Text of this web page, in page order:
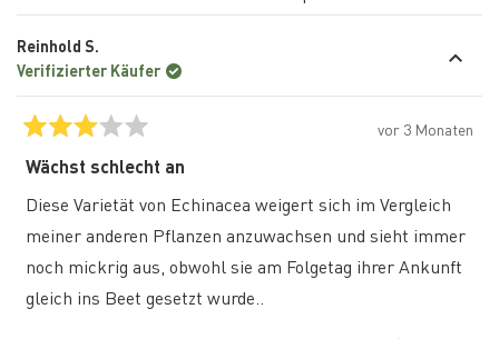
geöffnet)
Reinhold S.
Verifizierter Käufer
3
5
Sternen
bewertet
vor 3 Monaten
Wächst schlecht an
Diese Varietät von Echinacea weigert sich im Vergleich
meiner anderen Pflanzen anzuwachsen und sieht immer
noch mickrig aus, obwohl sie am Folgetag ihrer Ankunft
gleich ins Beet gesetzt wurde..